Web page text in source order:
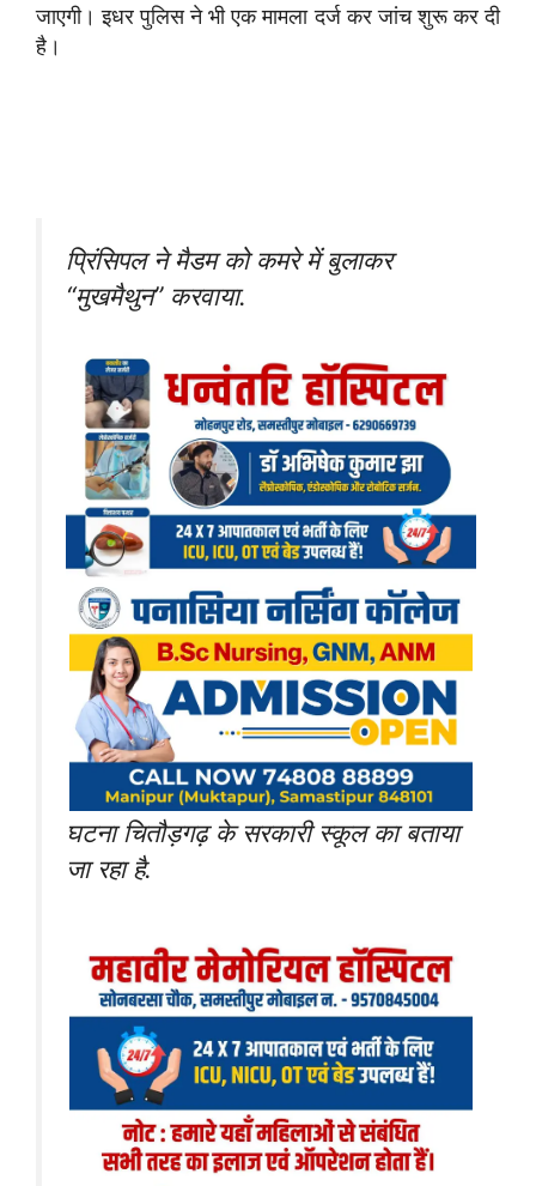
जाएगी। इधर पुलिस ने भी एक मामला दर्ज कर जांच शुरू कर दी
है।
प्रिंसिपल ने मैडम को कमरे में बुलाकर
“मुखमैथुन” करवाया.
घटना चितौड़गढ़ के सरकारी स्कूल का बताया
जा रहा है.